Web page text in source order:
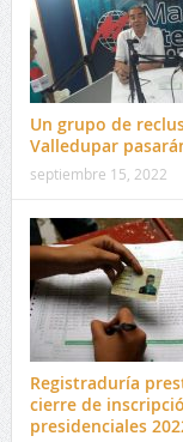
Un grupo de
Valledupar
septiembre 15, 2022
Registraduría
cierre de
presidenciales